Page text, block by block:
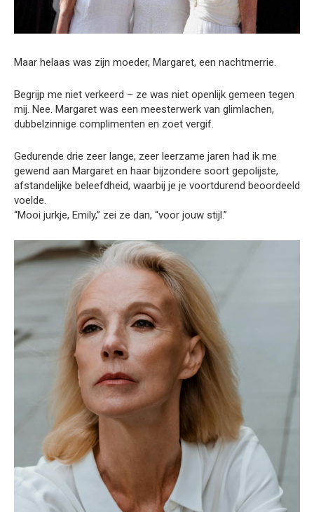
Maar helaas was zijn moeder, Margaret, een nachtmerrie.
Begrijp me niet verkeerd – ze was niet openlijk gemeen tegen
mij. Nee. Margaret was een meesterwerk van glimlachen,
dubbelzinnige complimenten en zoet vergif.
Gedurende drie zeer lange, zeer leerzame jaren had ik me
gewend aan Margaret en haar bijzondere soort gepolijste,
afstandelijke beleefdheid, waarbij je je voortdurend beoordeeld
voelde.
“Mooi jurkje, Emily,” zei ze dan, “voor jouw stijl.”